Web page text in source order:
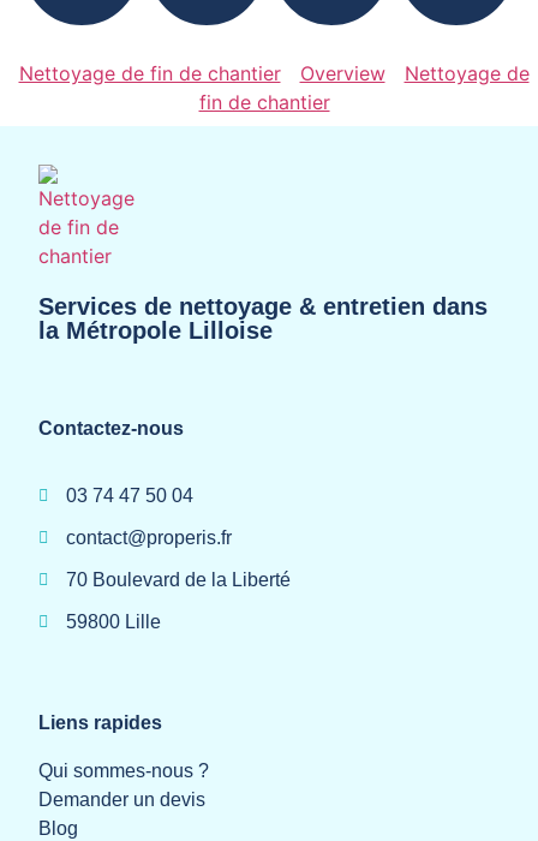
Nettoyage de fin de chantier Overview
Nettoyage de
fin de chantier
Services de nettoyage & entretien dans
la Métropole Lilloise
Contactez-nous
03 74 47 50 04
contact@properis.fr
70 Boulevard de la Liberté
59800 Lille
Liens rapides
Qui sommes-nous ?
Demander un devis
Blog